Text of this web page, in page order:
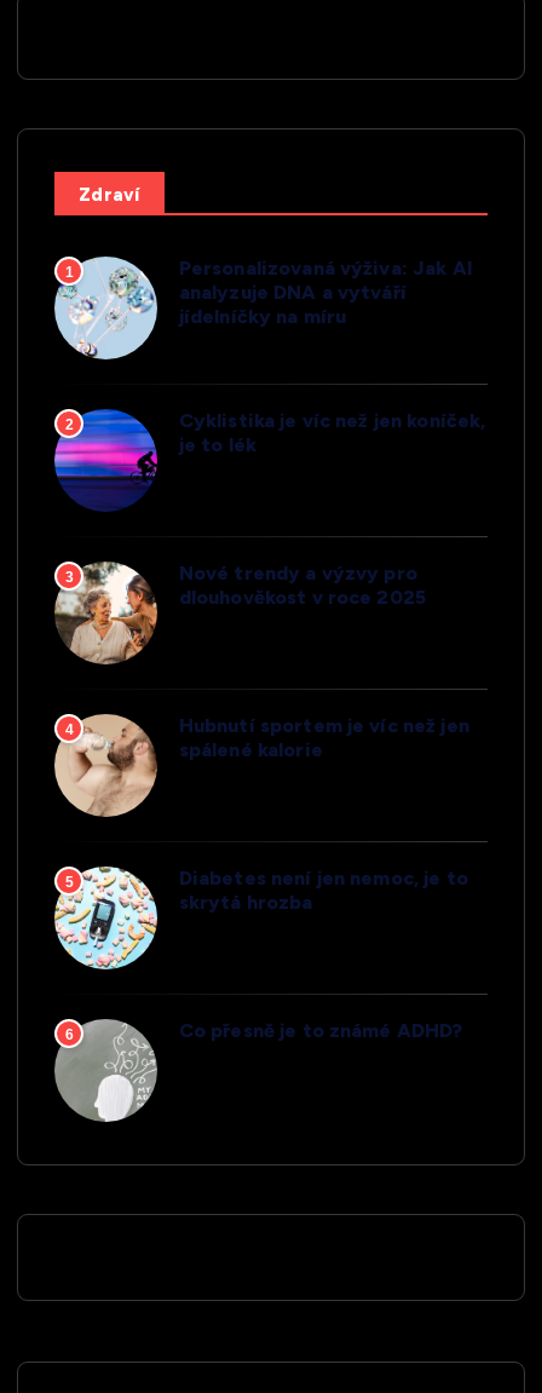
Zdraví
1
Personalizovaná výživa: Jak AI
analyzuje DNA a vytváří
jídelníčky na míru
2
Cyklistika je víc než jen koníček,
je to lék
3
Nové trendy a výzvy pro
dlouhověkost v roce 2025
4
Hubnutí sportem je víc než jen
spálené kalorie
5
Diabetes není jen nemoc, je to
skrytá hrozba
6 Co přesně je to známé ADHD?